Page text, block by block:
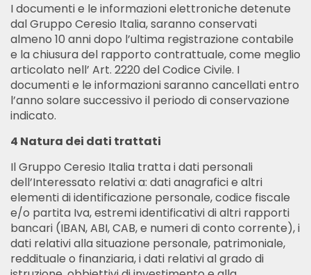
I documenti e le informazioni elettroniche detenute
dal Gruppo Ceresio Italia, saranno conservati
almeno 10 anni dopo l’ultima registrazione contabile
e la chiusura del rapporto contrattuale, come meglio
articolato nell’ Art. 2220 del Codice Civile. I
documenti e le informazioni saranno cancellati entro
l’anno solare successivo il periodo di conservazione
indicato.
4 Natura dei dati trattati
Il Gruppo Ceresio Italia tratta i dati personali
dell’Interessato relativi a: dati anagrafici e altri
elementi di identificazione personale, codice fiscale
e/o partita Iva, estremi identificativi di altri rapporti
bancari (IBAN, ABI, CAB, e numeri di conto corrente), i
dati relativi alla situazione personale, patrimoniale,
reddituale o finanziaria, i dati relativi al grado di